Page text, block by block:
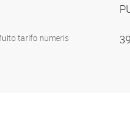
tarifo numeris